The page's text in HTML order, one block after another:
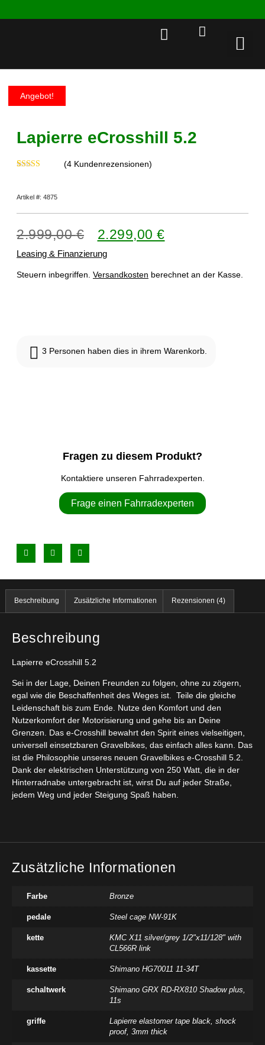
Angebot!
Lapierre eCrosshill 5.2
basierend auf
Kundenbewertungen
(4Kundenrezensionen)
Artikel #: 4875
2.999,00€ 2.299,00 €
Leasing & Finanzierung
Steuern inbegriffen. Versandkosten berechnet an der Kasse.
3 Personen haben dies in ihrem Warenkorb.
Fragen zu diesem Produkt?
Kontaktiere unseren Fahrradexperten.
Frage einen Fahrradexperten
Beschreibung Zusätzliche Informationen Rezensionen (4)
Beschreibung
Lapierre eCrosshill 5.2
Sei in der Lage, Deinen Freunden zu folgen, ohne zu zögern,
egal wie die Beschaffenheit des Weges ist. Teile die gleiche
Leidenschaft bis zum Ende. Nutze den Komfort und den
Nutzerkomfort der Motorisierung und gehe bis an Deine
Grenzen. Das e-Crosshill bewahrt den Spirit eines vielseitigen,
universell einsetzbaren Gravelbikes, das einfach alles kann. Das
ist die Philosophie unseres neuen Gravelbikes e-Crosshill 5.2.
Dank der elektrischen Unterstützung von 250 Watt, die in der
Hinterradnabe untergebracht ist, wirst Du auf jeder Straße,
jedem Weg und jeder Steigung Spaß haben.
Zusätzliche Informationen
Farbe Bronze
pedale Steel cage NW-91K
kette
KMC X11 silver/grey 1/2"x11/128" with
CL566R link
kassette Shimano HG70011 11-34T
schaltwerk
Shimano GRX RD-RX810 Shadow plus,
11s
griffe
Lapierre elastomer tape black, shock
proof, 3mm thick